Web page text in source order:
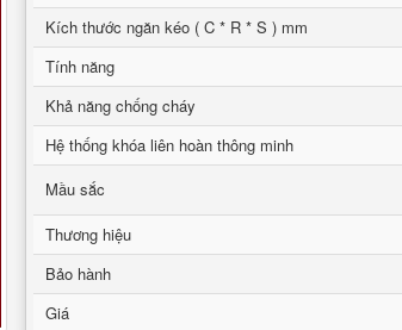
Kích thước ngăn kéo ( C * R * S ) mm
Tính năng
Khả năng chống cháy
Hệ thống khóa liên hoàn thông minh
Mầu sắc
Thương hiệu
Bảo hành
Giá